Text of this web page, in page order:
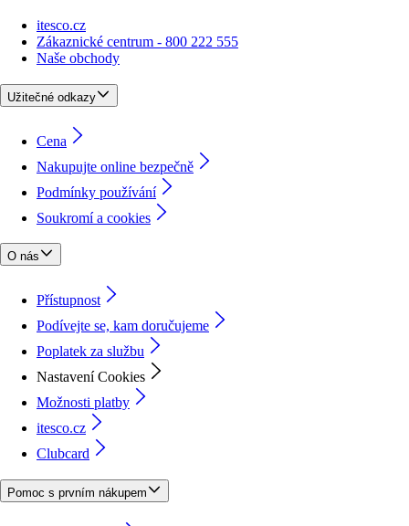
itesco.cz
Zákaznické centrum - 800 222 555
Naše obchody
Užitečné odkazy
Cena
Nakupujte online bezpečně
Podmínky používání
Soukromí a cookies
O nás
Přístupnost
Podívejte se, kam doručujeme
Poplatek za službu
Nastavení Cookies
Možnosti platby
itesco.cz
Clubcard
Pomoc s prvním nákupem